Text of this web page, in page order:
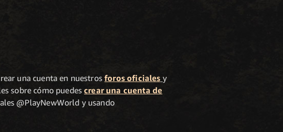
una cuenta en nuestros foros oficiales y
sobre cómo puedescrear una cuenta de
@PlayNewWorld y usando